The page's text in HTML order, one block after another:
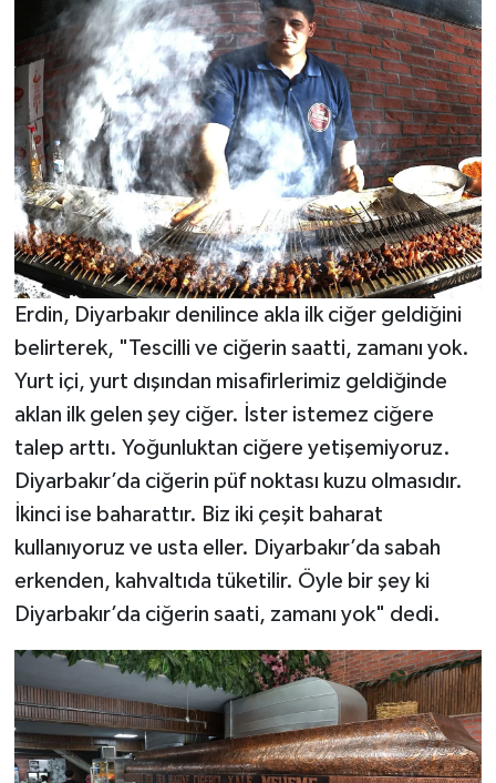
Erdin, Diyarbakır denilince akla ilk ciğer geldiğini
belirterek, "Tescilli ve ciğerin saatti, zamanı yok.
Yurt içi, yurt dışından misafirlerimiz geldiğinde
aklan ilk gelen şey ciğer. İster istemez ciğere
talep arttı. Yoğunluktan ciğere yetişemiyoruz.
Diyarbakır’da ciğerin püf noktası kuzu olmasıdır.
İkinci ise baharattır. Biz iki çeşit baharat
kullanıyoruz ve usta eller. Diyarbakır’da sabah
erkenden, kahvaltıda tüketilir. Öyle bir şey ki
Diyarbakır’da ciğerin saati, zamanı yok" dedi.